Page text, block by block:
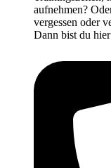
aufnehmen?
vergessen oder
Dann bist du